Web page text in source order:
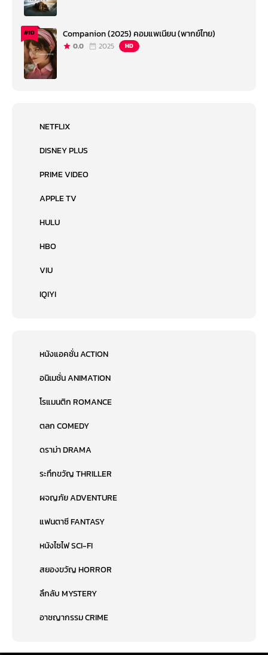
#10 Companion (2025) คอมแพเนียน (พากย์ไทย)
0.0 2025 HD
NETFLIX
DISNEY PLUS
PRIME VIDEO
APPLE TV
HULU
HBO
VIU
IQIYI
หนังแอคชั่น ACTION
อนิเมชั่น ANIMATION
โรแมนติก ROMANCE
ตลก COMEDY
ดราม่า DRAMA
ระทึกขวัญ THRILLER
ผจญภัย ADVENTURE
แฟนตาซี FANTASY
หนังไซไฟ SCI-FI
สยองขวัญ HORROR
ลึกลับ MYSTERY
อาชญากรรม CRIME